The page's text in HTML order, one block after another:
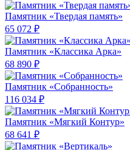
Памятник «Твердая память»
65 072 ₽
Памятник «Классика Арка»
68 890 ₽
Памятник «Собранность»
116 034 ₽
Памятник «Мягкий Контур»
68 641 ₽